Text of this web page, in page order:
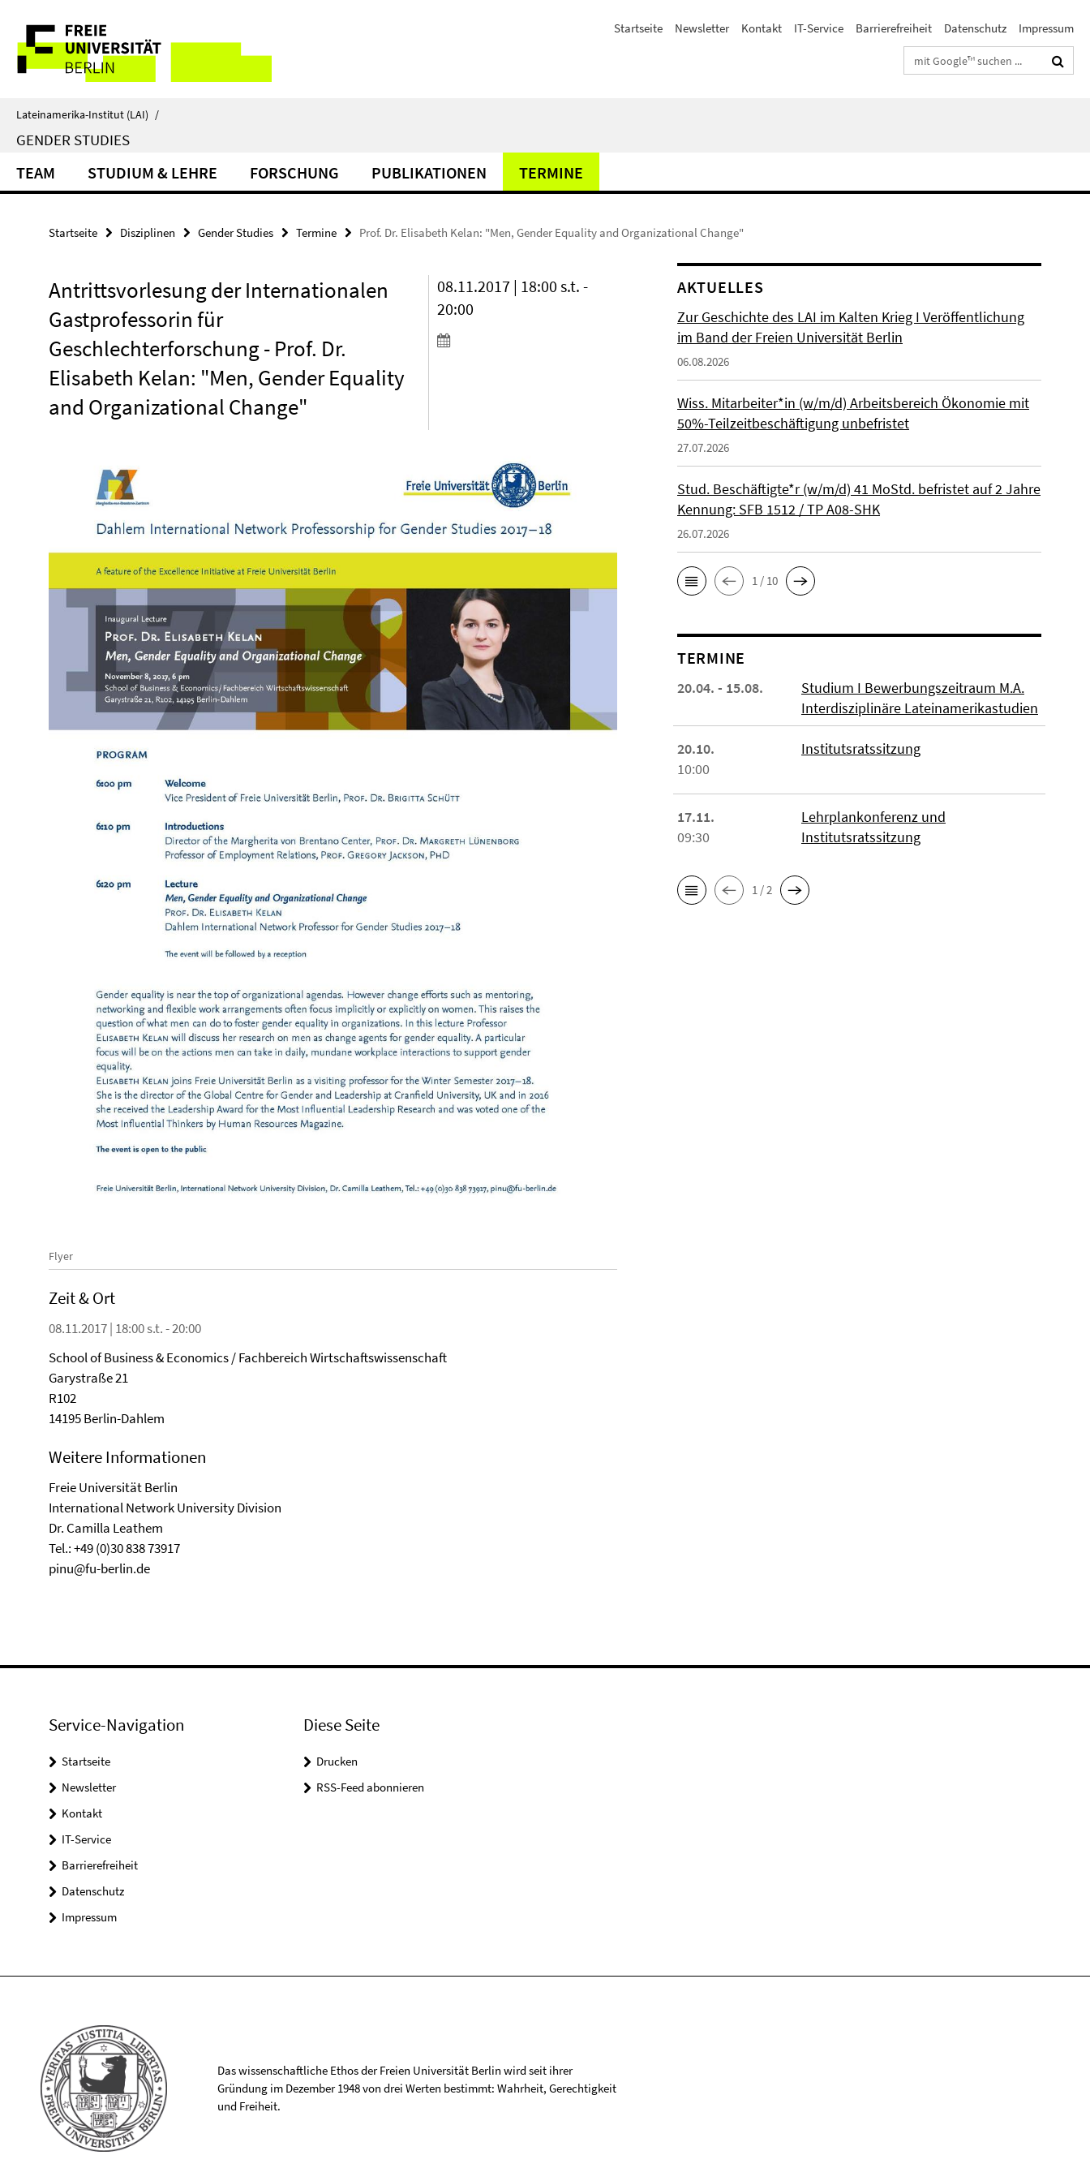
direkt
Inhalt
Service-
Navigation
Startseite Newsletter Kontakt IT-Service Barrierefreiheit Datenschutz
Impressum
Suchbegriffe
Lateinamerika-Institut (LAI) /
GENDER STUDIES
TEAM STUDIUM & LEHRE FORSCHUNG PUBLIKATIONEN TERMINE
Startseite Disziplinen Gender Studies Termine Prof. Dr. Elisabeth Kelan: "Men, Gender Equality and Organizational Change"
Antrittsvorlesung der Internationalen
Gastprofessorin für
Geschlechterforschung - Prof. Dr.
Elisabeth Kelan: "Men, Gender Equality
and Organizational Change"
08.11.2017 | 18:00 s.t. -
20:00
Flyer
Zeit & Ort
08.11.2017 | 18:00 s.t. - 20:00
School of Business & Economics / Fachbereich Wirtschaftswissenschaft
Garystraße 21
R102
14195 Berlin-Dahlem
Weitere Informationen
Freie Universität Berlin
International Network University Division
Dr. Camilla Leathem
Tel.: +49 (0)30 838 73917
pinu@fu-berlin.de
AKTUELLES
Zur Geschichte des LAI im Kalten Krieg I Veröffentlichung
im Band der Freien Universität Berlin
06.08.2026
Wiss. Mitarbeiter*in (w/m/d) Arbeitsbereich Ökonomie mit
50%-Teilzeitbeschäftigung unbefristet
27.07.2026
Stud. Beschäftigte*r (w/m/d) 41 MoStd. befristet auf 2 Jahre
Kennung: SFB 1512 / TP A08-SHK
26.07.2026
1 / 10
TERMINE
20.04. - 15.08.
Studium I Bewerbungszeitraum M.A.
Interdisziplinäre Lateinamerikastudien
20.10.
10:00
Institutsratssitzung
17.11.
09:30
Lehrplankonferenz und
Institutsratssitzung
1 / 2
Service-Navigation
Startseite
Newsletter
Kontakt
IT-Service
Barrierefreiheit
Datenschutz
Impressum
Diese Seite
Drucken
RSS-Feed abonnieren
Das wissenschaftliche Ethos der Freien Universität Berlin wird seit ihrer
Gründung im Dezember 1948 von drei Werten bestimmt: Wahrheit, Gerechtigkeit
und Freiheit.